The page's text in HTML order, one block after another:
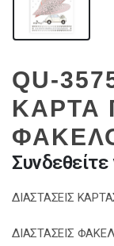
QU-
ΚΑΡΤΑ
ΔΙΑΣΤΑΣΕΙΣ
ΔΙΑΣΤΑΣΕΙΣ